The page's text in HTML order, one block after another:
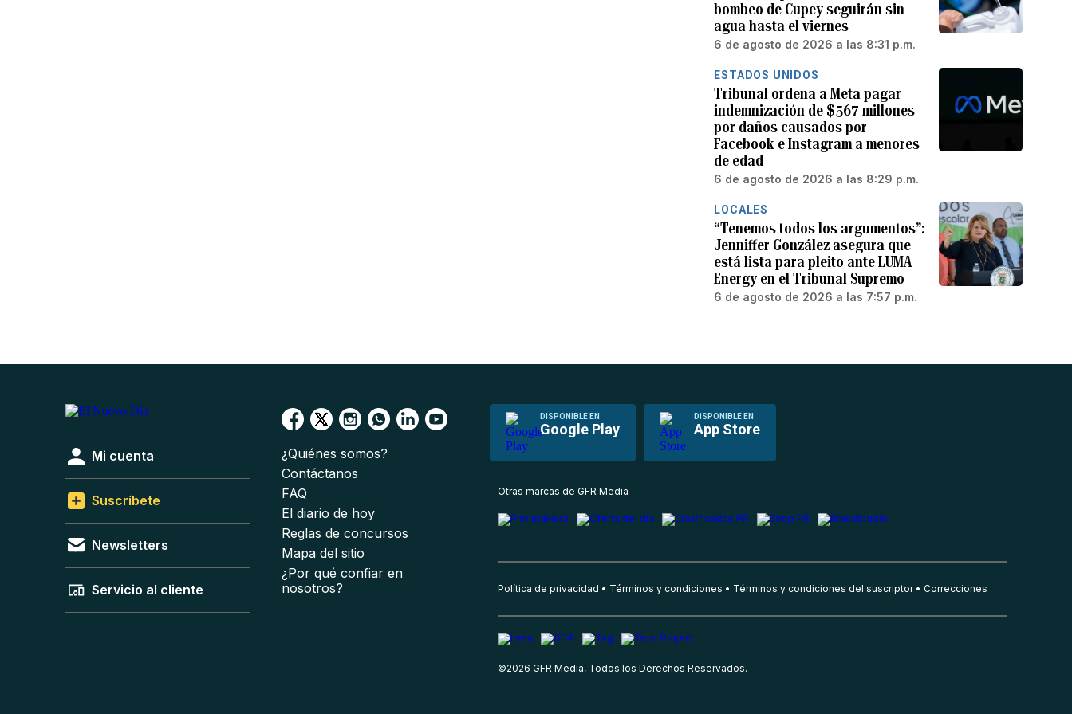
bombeo de Cupey seguirán sin
agua hasta el viernes
6 de agosto de 2026 a las 8:31 p.m.
ESTADOS UNIDOS
Tribunal ordena a Meta pagar
indemnización de $567 millones
por daños causados por
Facebook e Instagram a menores
de edad
6 de agosto de 2026 a las 8:29 p.m.
LOCALES
“Tenemos todos los argumentos”:
Jenniffer González asegura que
está lista para pleito ante LUMA
Energy en el Tribunal Supremo
6 de agosto de 2026 a las 7:57 p.m.
DISPONIBLE EN
Google Play
DISPONIBLE EN
App Store
Mi cuenta
Suscríbete
Newsletters
Servicio al cliente
¿Quiénes somos?
Contáctanos
FAQ
El diario de hoy
Reglas de concursos
Mapa del sitio
¿Por qué confiar en
nosotros?
Otras marcas de GFR Media
Política de privacidad Términos y condiciones Términos y condiciones del suscriptor Correcciones
©2026 GFR Media, Todos los Derechos Reservados.